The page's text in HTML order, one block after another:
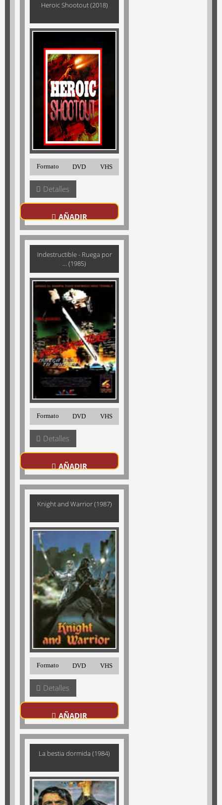
Heroic Shootout (2018)
Formato DVD VHS
Detalles
AÑADIR
Indestructible - Ruega por
... (1985)
Formato DVD VHS
Detalles
AÑADIR
Knight and Warrior (1987)
Formato DVD VHS
Detalles
AÑADIR
La bestia dormida (1984)